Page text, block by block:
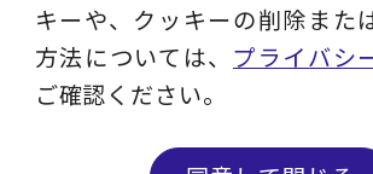
採用サイト
プライバシーポリシー
ソーシャルメディアアカウン
キーや、クッキーの削除また
方法については、 プライバシ
ご確認ください。